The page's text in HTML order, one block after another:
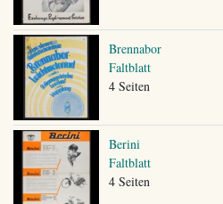
Brennabor
Faltblatt
4 Seiten
Berini
Faltblatt
4 Seiten